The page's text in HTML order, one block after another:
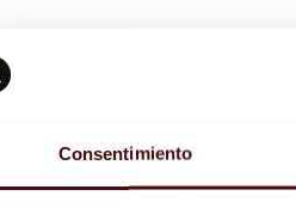
Consentimiento